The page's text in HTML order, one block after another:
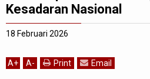
Kesadaran Nasional
18 Februari 2026
A+ A- Print Email